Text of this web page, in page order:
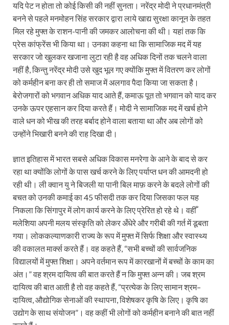
यदि पेट न होता तो कोई किसी की नहीं सुनता। नरेंद्र मोदी ने प्रधानमंत्री
बनने से पहले मनमोहन सिंह सरकार द्वारा लाये खाद्य सुरक्षा कानून के तहत
मिल रहे मुफ्त के राशन-पानी की जमकर आलोचना की थी। यहां तक कि
प्रेस कांफ्रेंस भी किया था। उनका कहना था कि सामाजिक मद में यह
सरकार जो खुलकर खजाना लुटा रही है वह अधिक दिनों तक चलने वाला
नहीं है, किन्तु नरेंद्र मोदी उसे खुद भूल गए क्योंकि मुफ्त में वितरण कर लोगों
को कर्महीन बना कर ही तो समाज में अलगाव पैदा किया जा सकता है।
बेरोजगारों को भगवान अधिक याद आते हैं, कमाऊ पूत तो भगवान को याद कर
उनके ऊपर एहसान कर दिया करते हैं। मोदी ने सामाजिक मद में खर्च होने
वाले धन को भीख की तरह बर्बाद होने वाला बताया था और अब लोगों को
उन्होंने भिखारी बनने की राह दिखा दी।
ज्ञात इतिहास में भारत सबसे अधिक विकास मनरेगा के आने के बाद से कर
रहा था क्योंकि लोगों के पास खर्च करने के लिए पर्याप्त धन की आमदनी हो
रही थी। ली क्वान यु ने बिजली या पानी बिल माफ़ करने के बदले लोगों की
बचत को उनकी कमाई का 45 फीसदी तक कर दिया जिसका फल यह
निकला कि सिंगापुर में लोग कार्य करने के लिए प्रेरित हो रहे थे। वहीँ
मलेशिया अपनी मलय संस्कृति को लेकर अँधेरे और गरीबी की गर्त में डूबता
गया। लोककल्याणकारी राज्य के रूप में मुफ्त में सिर्फ शिक्षा और स्वास्थ्य
की वकालत मार्क्स करते हैं। वह कहते हैं, “सभी बच्चों की सार्वजनिक
विद्यालयों में मुफ्त शिक्षा। अपने वर्तमान रूप में कारखानों में बच्चों के काम का
अंत।” वह श्रम दायित्व की बात करते हैं न कि मुफ्त अन्न की। जब श्रम
दायित्व की बात आती है तो वह कहते हैं, “प्रत्येक के लिए सामान श्रम–
दायित्व, औद्योगिक सेनाओं की स्थापना, विशेषकर कृषि के लिए। कृषि का
उद्योग के साथ संयोजन”। वह कहीं भी लोगों को कर्महीन बनाने की बात नहीं